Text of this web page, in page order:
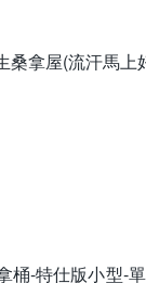
桑拿屋(流汗馬上
桶-特仕版小型-